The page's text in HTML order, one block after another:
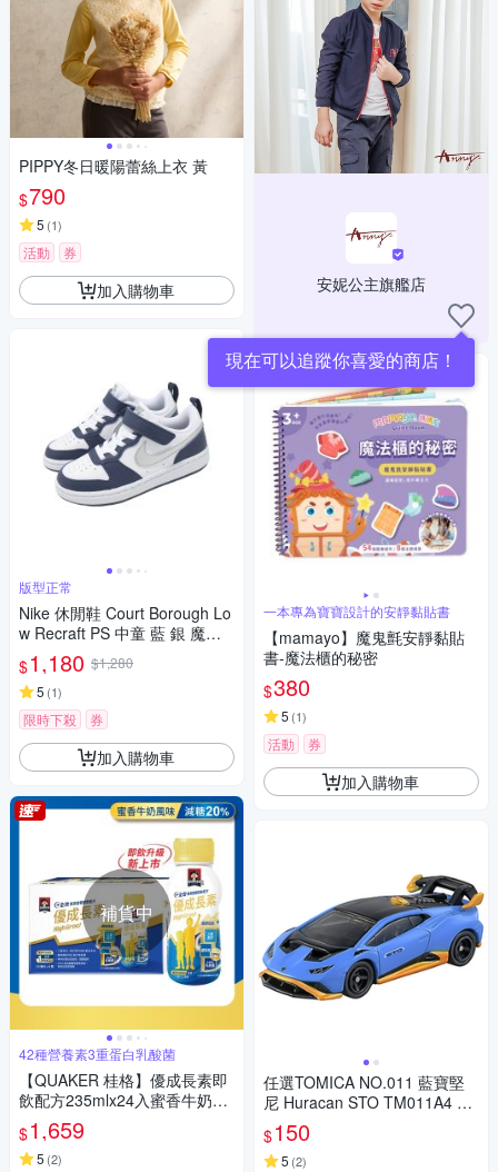
PIPPY冬日暖陽蕾絲上衣 黃
$790
5 (1)
活動 券
加入購物車
版型正常
Nike 休閒鞋 Court Borough Lo
w Recraft PS 中童 藍 銀 魔鬼
氈 DV5457-135
$1,180 $1,280
5 (1)
限時下殺 券
加入購物車
補貨中
42種營養素3重蛋白乳酸菌
【QUAKER 桂格】優成長素即
飲配方235mlx24入蜜香牛奶風
味 低糖配方(連續4週每天2份9
成有感。生長曲線攀升)
$1,659
5 (2)
安妮公主旗艦店
現在可以追蹤你喜愛的商店！
一本專為寶寶設計的安靜黏貼書
【mamayo】魔鬼氈安靜黏貼
書-魔法櫃的秘密
$380
5 (1)
活動 券
加入購物車
任選TOMICA NO.011 藍寶堅
尼 Huracan STO TM011A4 多
美小汽車
$150
5 (2)